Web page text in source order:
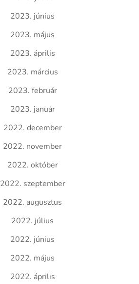
2023. június
2023. május
2023. április
2023. március
2023. február
2023. január
2022. december
2022. november
2022. október
2022. szeptember
2022. augusztus
2022. július
2022. június
2022. május
2022. április